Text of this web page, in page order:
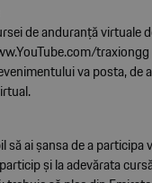
de anduranță virtuale
va posta, de
ai șansa de a participa
și la adevărata